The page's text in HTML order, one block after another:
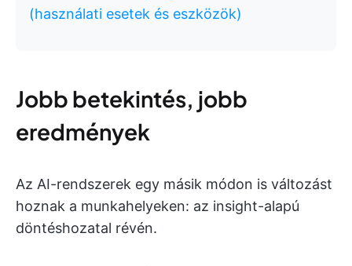
(használati esetek és eszközök)
Jobb betekintés, jobb
eredmények
Az AI-rendszerek egy másik módon is változást
hoznak a munkahelyeken: az insight-alapú
döntéshozatal révén.